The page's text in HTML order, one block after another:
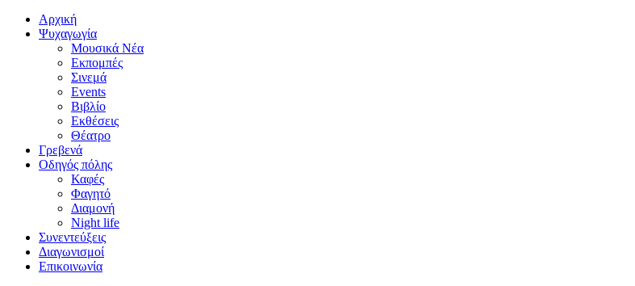
Αρχική
Ψυχαγωγία
Μουσικά Νέα
Εκπομπές
Σινεμά
Events
Βιβλίο
Εκθέσεις
Θέατρο
Γρεβενά
Οδηγός πόλης
Καφές
Φαγητό
Διαμονή
Night life
Συνεντεύξεις
Διαγωνισμοί
Επικοινωνία